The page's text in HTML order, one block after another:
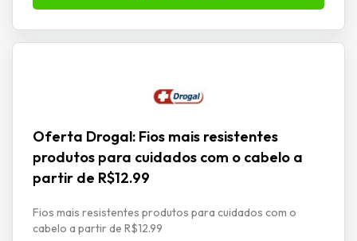
Oferta Drogal: Fios mais resistentes
produtos para cuidados com o cabelo a
partir de R$12.99
Fios mais resistentes produtos para cuidados com o
cabelo a partir de R$12.99